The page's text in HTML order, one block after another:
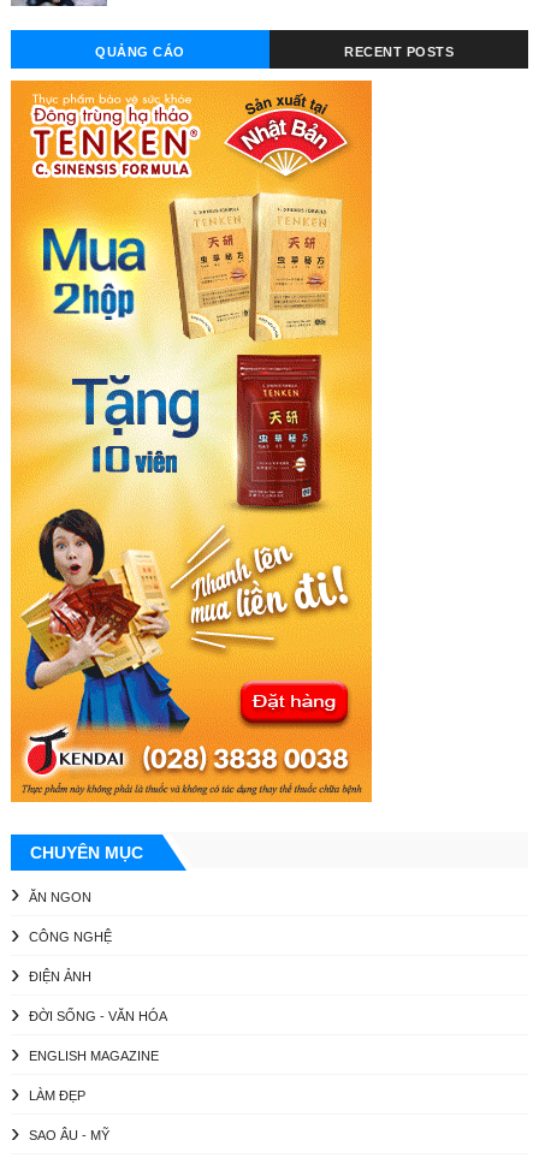
QUẢNG CÁO RECENT POSTS
CHUYÊN MỤC
ĂN NGON
CÔNG NGHỆ
ĐIỆN ẢNH
ĐỜI SỐNG - VĂN HÓA
ENGLISH MAGAZINE
LÀM ĐẸP
SAO ÂU - MỸ